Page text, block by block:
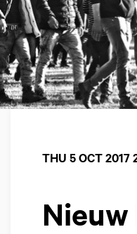
Nieuw
THU 5 OCT 2017